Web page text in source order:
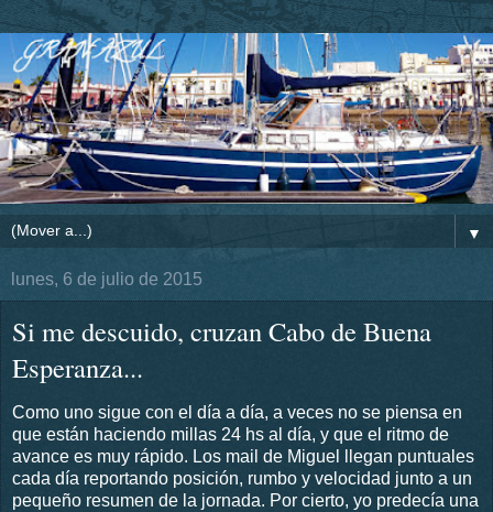
▼
lunes, 6 de julio de 2015
Si me descuido, cruzan Cabo de Buena
Esperanza...
Como uno sigue con el día a día, a veces no se piensa en
que están haciendo millas 24 hs al día, y que el ritmo de
avance es muy rápido. Los mail de Miguel llegan puntuales
cada día reportando posición, rumbo y velocidad junto a un
pequeño resumen de la jornada. Por cierto, yo predecía una